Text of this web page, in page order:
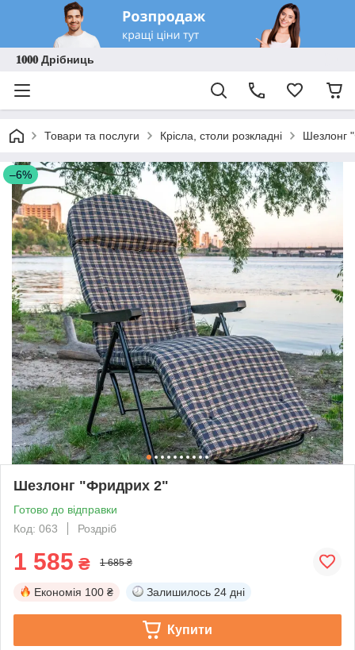
𝟏𝟎𝟎𝟎 Дрібниць
Товари та послуги Крісла, столи розкладні Шезлонг
–6%
Шезлонг "Фридрих 2"
Готово до відправки
Код: 063
Роздріб
1 585 ₴ 1 685 ₴
Економія 100 ₴ Залишилось 24 дні
Купити